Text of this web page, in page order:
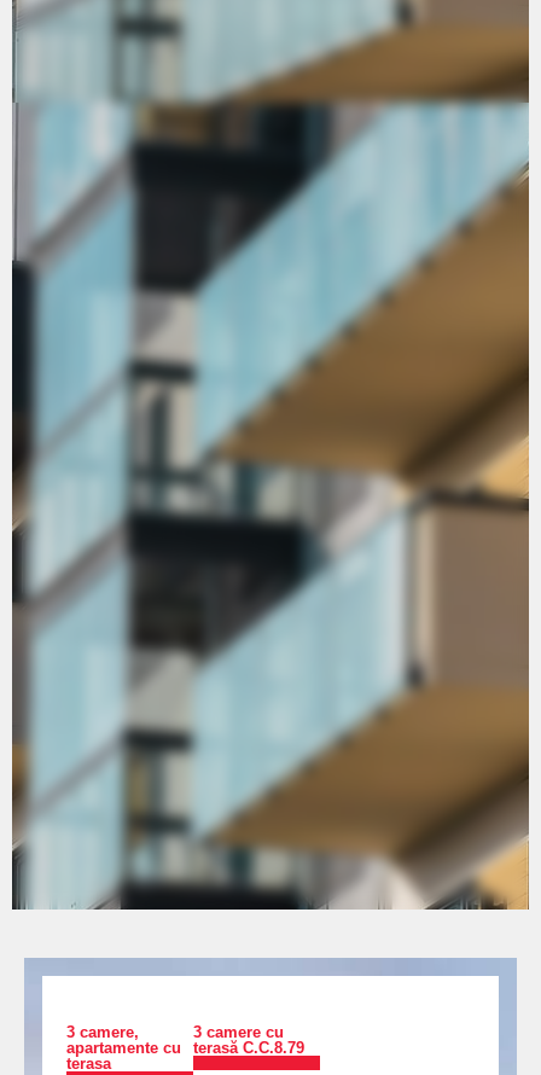
3 camere,
apartamente cu
terasa
3 camere cu
terasă C.C.8.79